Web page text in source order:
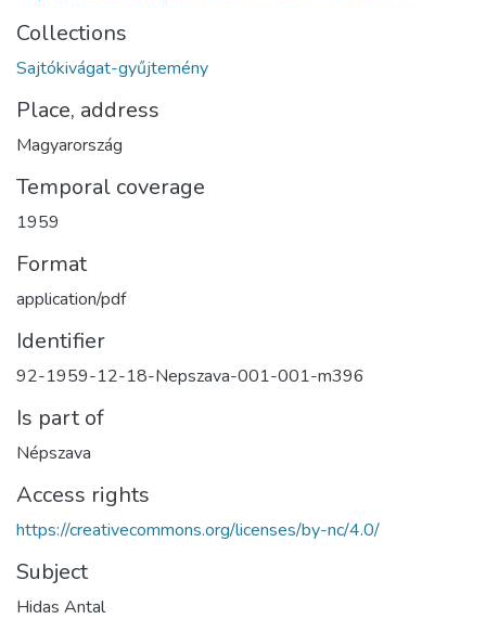
Collections
Sajtókivágat-gyűjtemény
Place, address
Magyarország
Temporal coverage
1959
Format
application/pdf
Identifier
92-1959-12-18-Nepszava-001-001-m396
Is part of
Népszava
Access rights
https://creativecommons.org/licenses/by-nc/4.0/
Subject
Hidas Antal